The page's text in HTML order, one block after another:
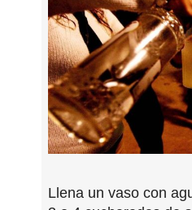
Llena un vaso con